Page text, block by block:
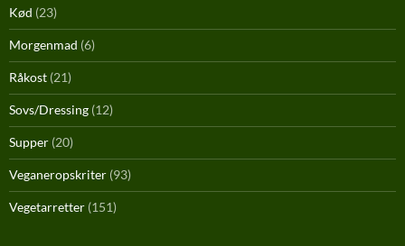
Kød (23)
Morgenmad (6)
Råkost (21)
Sovs/Dressing (12)
Supper (20)
Veganeropskriter (93)
Vegetarretter (151)